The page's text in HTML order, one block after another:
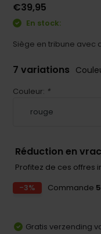
€39,95
En stock:
Siège en tribune avec
7 variations
Couleur: *
Réduction en vrac
Profitez de ces offres
-3%
Commande 5
Gratis verzending